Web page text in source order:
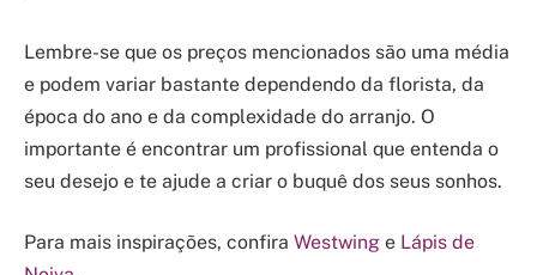
Lembre-se que os preços mencionados são uma média
e podem variar bastante dependendo da florista, da
época do ano e da complexidade do arranjo. O
importante é encontrar um profissional que entenda o
seu desejo e te ajude a criar o buquê dos seus sonhos.
Para mais inspirações, confira Westwing e Lápis de